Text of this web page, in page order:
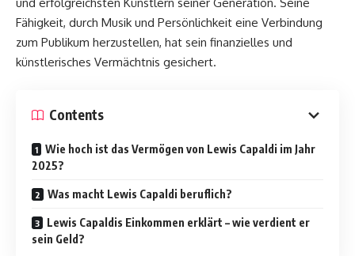
Fähigkeit, durch Musik und Persönlichkeit eine Verbindung
zum Publikum herzustellen, hat sein finanzielles und
künstlerisches Vermächtnis gesichert.
Contents
Wie hoch ist das Vermögen von Lewis Capaldi im Jahr
2025?
Was macht Lewis Capaldi beruflich?
Lewis Capaldis Einkommen erklärt – wie verdient er
sein Geld?